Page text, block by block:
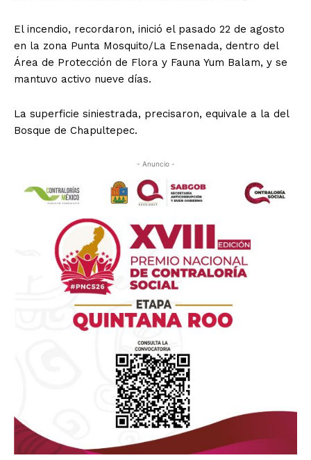
El incendio, recordaron, inició el pasado 22 de agosto
en la zona Punta Mosquito/La Ensenada, dentro del
Área de Protección de Flora y Fauna Yum Balam, y se
mantuvo activo nueve días.
La superficie siniestrada, precisaron, equivale a la del
Bosque de Chapultepec.
- Anuncio -